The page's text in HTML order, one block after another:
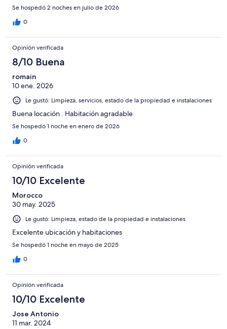
Se hospedó 2 noches en julio de 2026
0
Opinión verificada
8/10 Buena
romain
10 ene. 2026
Le gustó: Limpieza, servicios, estado de la propiedad e instalaciones
Buena locación . Habitación agradable
Se hospedó 1 noche en enero de 2026
0
Opinión verificada
10/10 Excelente
Morocco
30 may. 2025
Le gustó: Limpieza, estado de la propiedad e instalaciones
Excelente ubicación y habitaciones
Se hospedó 1 noche en mayo de 2025
0
Opinión verificada
10/10 Excelente
Jose Antonio
11 mar. 2024